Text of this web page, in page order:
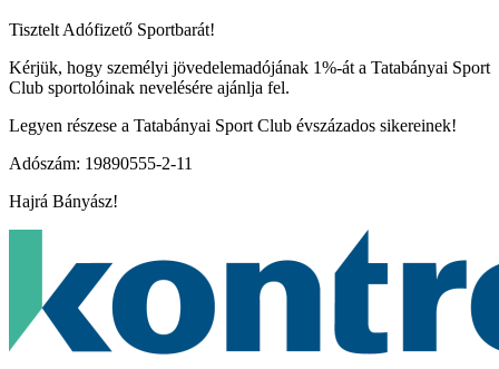
Tisztelt Adófizető Sportbarát!
Kérjük, hogy személyi jövedelemadójának 1%-át a Tatabányai Sport
Club sportolóinak nevelésére ajánlja fel.
Legyen részese a Tatabányai Sport Club évszázados sikereinek!
Adószám: 19890555-2-11
Hajrá Bányász!